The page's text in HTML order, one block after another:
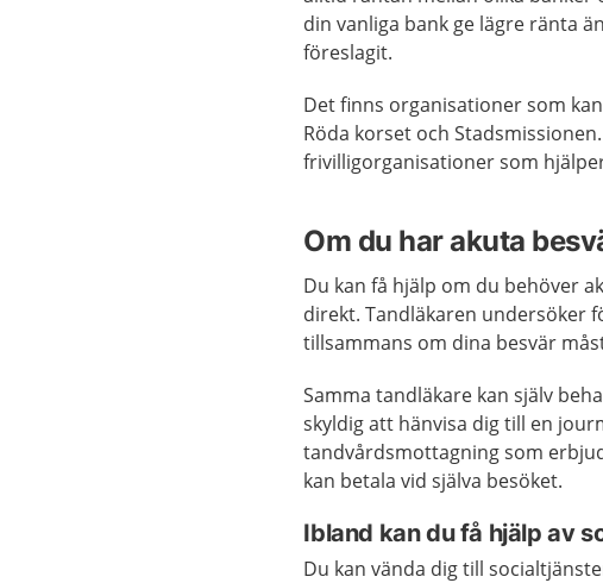
din vanliga bank ge lägre ränta
föreslagit.
Det finns organisationer som
Röda korset och
frivilligorganisationer som
Om du har akuta
Du kan få hjälp om du behöver
direkt. Tandläkaren undersöker
tillsammans om dina besvär
Samma tandläkare kan själv
skyldig att hänvisa dig till en
tandvårdsmottagning som
kan betala vid själva besöket.
Ibland kan du få hjälp av
Du kan vända dig till